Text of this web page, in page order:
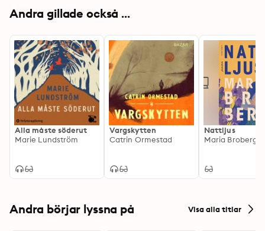
Andra gillade också ...
Alla måste söderut
Marie Lundström
Vargskytten
Catrin Ormestad
Nattljus
Maria Broberg
Andra börjar lyssna på Visa alla titlar